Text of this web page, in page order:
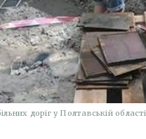
доріг у Полтавській області